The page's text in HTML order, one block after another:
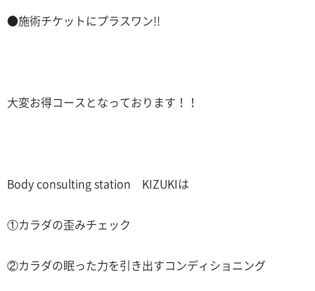
●施術チケットにプラスワン!!
大変お得コースとなっております！！
Body consulting station KIZUKIは
①カラダの歪みチェック
②カラダの眠った力を引き出すコンディショニング